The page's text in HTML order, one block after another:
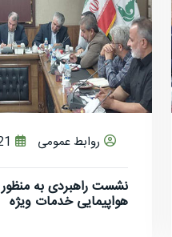
روابط عمومی
نشست راهبردی به
هواپیمایی خدمات ویژه